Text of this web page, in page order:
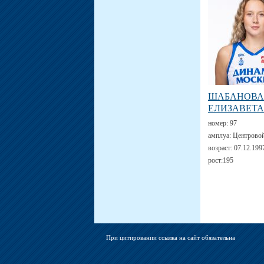
ШАБАНОВА
ЕЛИЗАВЕТА
номер: 97
амплуа:
возраст:
рост:195
При цитировании ссылка на сайт обязательна